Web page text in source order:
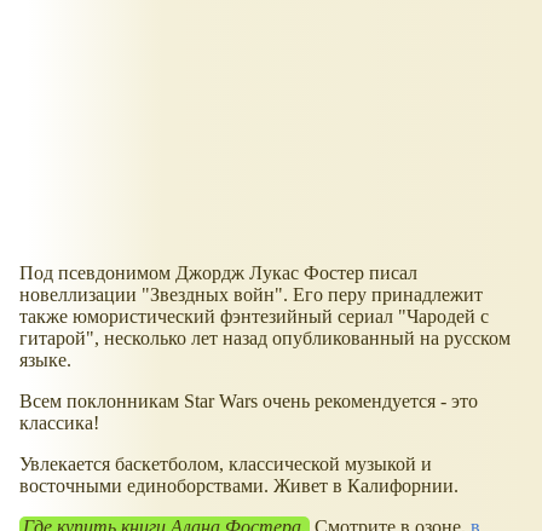
Под псевдонимом Джордж Лукас Фостер писал
новеллизации "Звездных войн". Его перу принадлежит
также юмористический фэнтезийный сериал "Чародей с
гитарой", несколько лет назад опубликованный на русском
языке.
Всем поклонникам Star Wars очень рекомендуется - это
классика!
Увлекается баскетболом, классической музыкой и
восточными единоборствами. Живет в Калифорнии.
Где купить книги Алана Фостера. Смотрите в озоне, в